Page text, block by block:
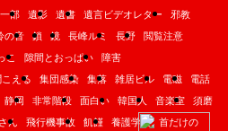
部 遺影 遺書 遺言ビデオレター
邪教
の音 鎖 鏡 長峰ルミ 長野
閲覧注意
こ 隙間とおっぱい
障害
える
集団感染 集落 雑居ビル 電磁
電話
静岡 非常階段 面白い 韓国人 音楽室
須磨
ん 飛行機事故 飢饉 養護学校 首だけの